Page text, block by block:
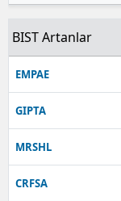
BIST Artanlar
EMPAE
GIPTA
MRSHL
CRFSA